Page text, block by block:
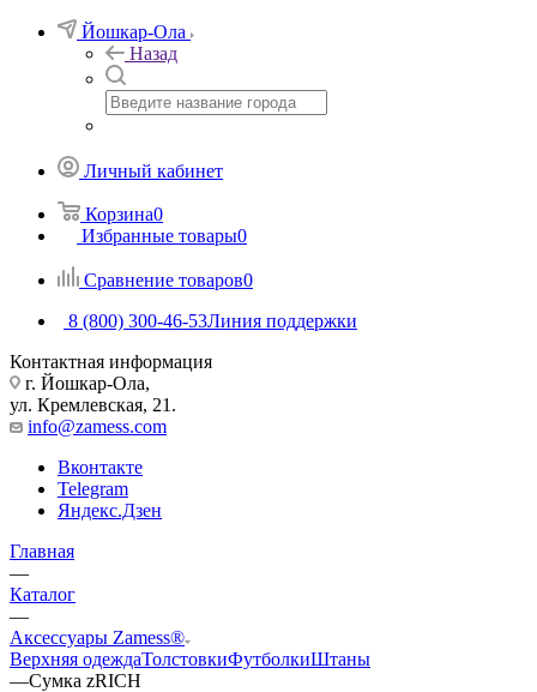
Йошкар-Ола
Назад
Личный кабинет
Корзина0
Избранные товары0
Сравнение товаров0
8 (800) 300-46-53Линия поддержки
Контактная информация
г. Йошкар-Ола,
ул. Кремлевская, 21.
info@zamess.com
Вконтакте
Telegram
Яндекс.Дзен
Главная
—
Каталог
—
Аксессуары Zamess®
Верхняя одеждаТолстовкиФутболкиШтаны
—Сумка zRICH